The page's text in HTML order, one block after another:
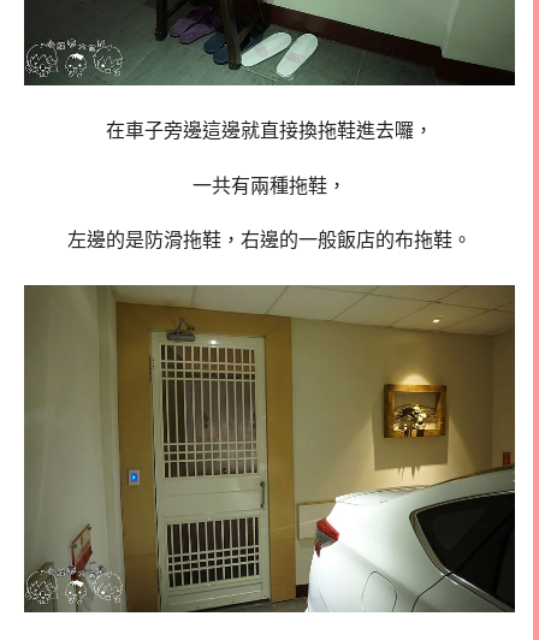
在車子旁邊這邊就直接換拖鞋進去囉，
一共有兩種拖鞋，
左邊的是防滑拖鞋，右邊的一般飯店的布拖鞋。